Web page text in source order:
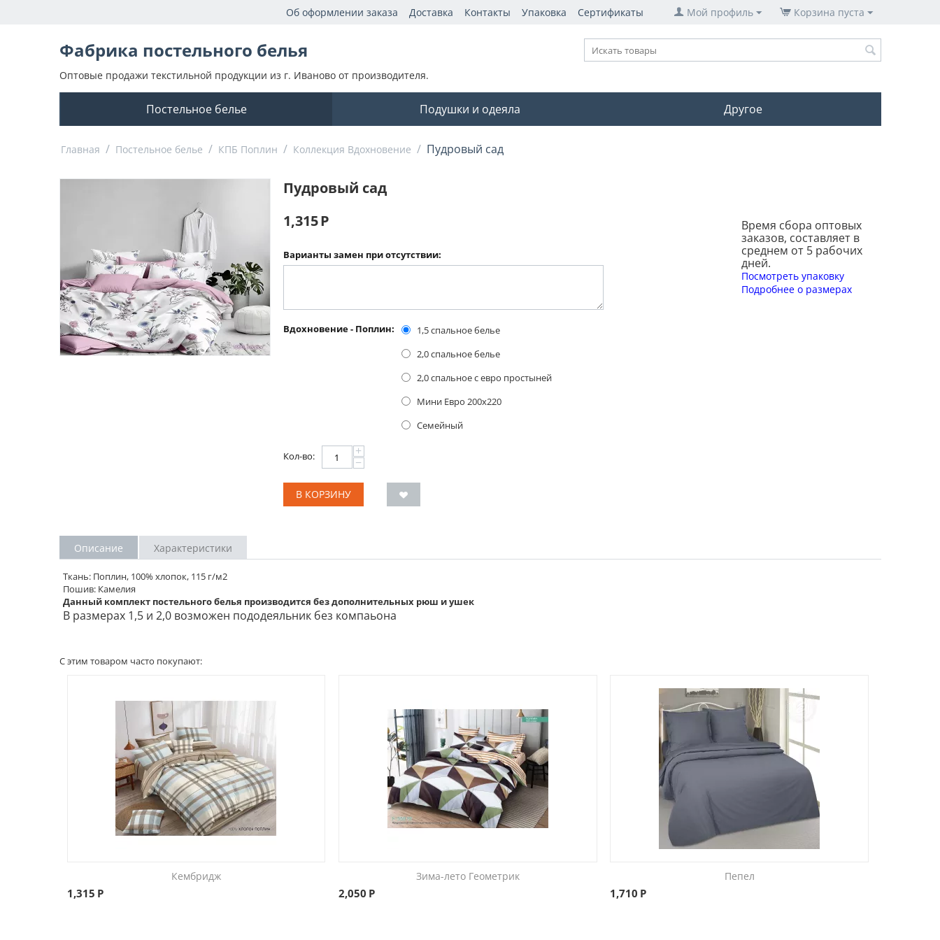
Корзина пуста
Мой профиль
Об оформлении заказа Доставка Контакты Упаковка Сертификаты
Фабрика постельного белья
Оптовые продажи текстильной продукции из г. Иваново от производителя.
Постельное белье Подушки и одеяла Другое
Главная / Постельное белье / КПБ Поплин / Коллекция Вдохновение / Пудровый сад
Пудровый сад
Время сбора оптовых
заказов, составляет в
среднем от 5 рабочих
дней.
Посмотреть упаковку
Подробнее о размерах
1,315Р
Варианты замен при отсутствии:
Вдохновение - Поплин:
1,5 спальное белье
2,0 спальное белье
2,0 спальное с евро простыней
Мини Евро 200x220
Семейный
Кол-во: +
−
В КОРЗИНУ
Описание Характеристики
Ткань: Поплин, 100% хлопок, 115 г/м2
Пошив: Камелия
Данный комплект постельного белья производится без дополнительных рюш и ушек
В размерах 1,5 и 2,0 возможен пододеяльник без компаьона
С этим товаром часто покупают:
Кембридж
1,315 Р
Зима-лето Геометрик
2,050 Р
Пепел
1,710 Р